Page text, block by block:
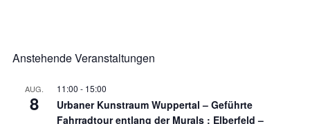
Anstehende Veranstaltungen
AUG.
8
11:00 - 15:00
Urbaner Kunstraum Wuppertal – Geführte
Fahrradtour entlang der Murals : Elberfeld –